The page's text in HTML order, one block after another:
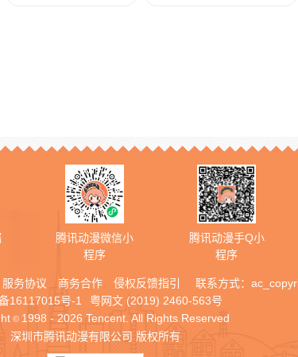
腾讯动漫微信小
程序
腾讯动漫手Q小
程序
服务协议 商务合作 侵权反馈指引 联系方式：
16117015号-1
粤网文 (2019) 2460-563号
© 1998 - 2026 Tencent. All Rights Reserved
深圳市腾讯动漫有限公司 版权所有